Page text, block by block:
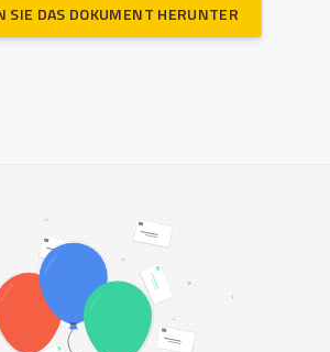
SIE DAS DOKUMENT HERUNTER